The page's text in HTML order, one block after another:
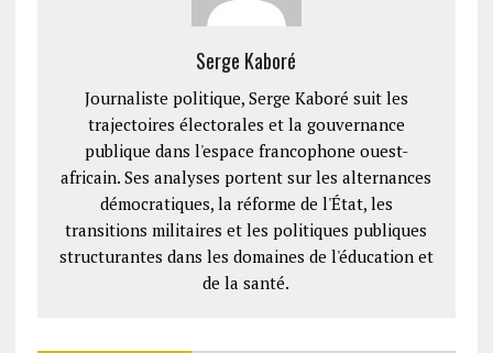
Serge Kaboré
Journaliste politique, Serge Kaboré suit les
trajectoires électorales et la gouvernance
publique dans l'espace francophone ouest-
africain. Ses analyses portent sur les alternances
démocratiques, la réforme de l'État, les
transitions militaires et les politiques publiques
structurantes dans les domaines de l'éducation et
de la santé.